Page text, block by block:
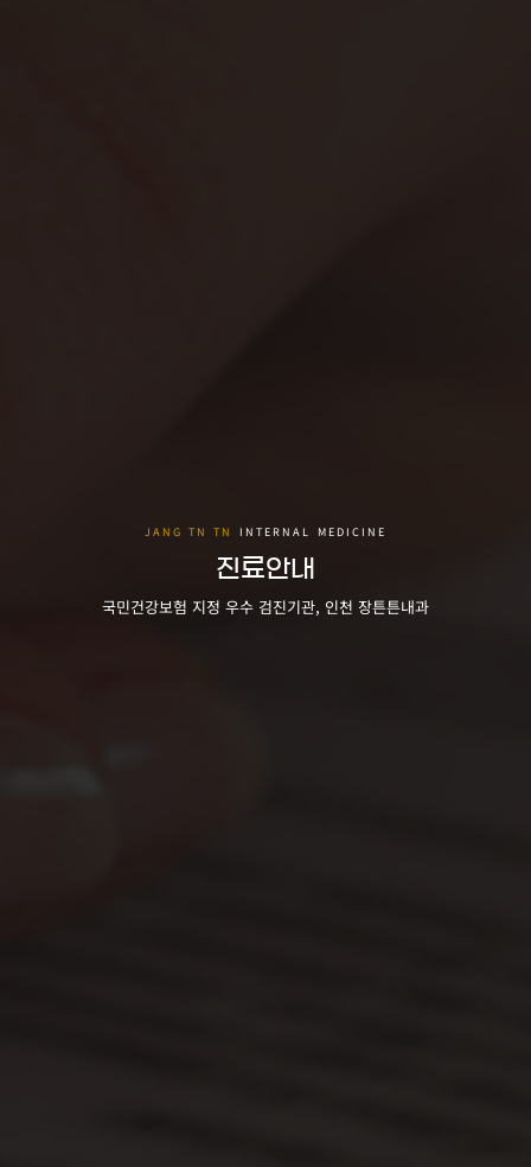
진료안내
국민건강보험 지정 우수 검진기관, 인천 장튼튼내과